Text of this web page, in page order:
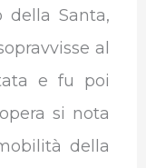
della Santa,
al
e fu poi
si nota
della